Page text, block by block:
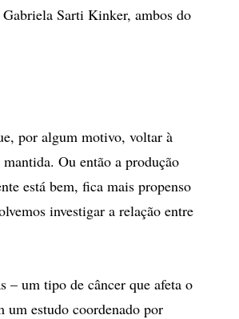
Sarti Kinker, ambos do
por algum motivo, voltar à
Ou então a produção
está bem, fica mais propenso
investigar a relação entre
– um tipo de câncer que afeta o
um estudo coordenado por